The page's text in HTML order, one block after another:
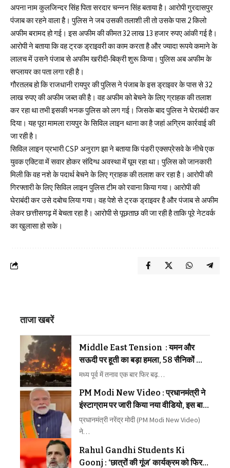
अपना नाम कुलजिन्दर सिंह पिता सरदार चन्नन सिंह बताया है। आरोपी गुरदासपुर
पंजाब का रहने वाला है। पुलिस ने जब उसकी तलाशी ली तो उसके पास 2 किलो
अफीम बरामद हो गई। इस अफीम की कीमत 32 लाख 13 हजार रुपए आंकी गई है।
आरोपी ने बताया कि वह ट्रक ड्राइवरी का काम करता है और ज्यादा रूपये कमाने के
लालच में उसने पंजाब से अफीम खरीदी-बिक्री शुरू किया। पुलिस अब अफीम के
सप्लायर का पता लगा रही है।
गौरतलब हो कि राजधानी रायपुर की पुलिस ने पंजाब के इस ड्राइवर के पास से 32
लाख रुपए की अफीम जब्त की है। वह अफीम को बेचने के लिए ग्राहक की तलाश
कर रहा था तभी इसकी भनक पुलिस को लग गई। जिसके बाद पुलिस ने घेराबंदी कर
दिया। यह पूरा मामला रायपुर के सिविल लाइन थाना का है जहां अग्रिम कार्रवाई की
जा रही है।
सिविल लाइन प्रभारी CSP अनुराग झा ने बताया कि पंडरी एक्सप्रेसवे के नीचे एक
युवक एक्टिवा में सवार होकर संदिग्ध अवस्था में घूम रहा था। पुलिस को जानकारी
मिली कि वह नशे के पदार्थ बेचने के लिए ग्राहक की तलाश कर रहा है। आरोपी की
गिरफ्तारी के लिए सिविल लाइन पुलिस टीम को रवाना किया गया। आरोपी की
घेराबंदी कर उसे दबोच लिया गया। वह पेशे से ट्रक ड्राइवर है और पंजाब से अफीम
लेकर छत्तीसगढ़ में बेचता रहा है। आरोपी से पूछताछ की जा रही है ताकि पूरे नेटवर्क
का खुलासा हो सके।
ताजा खबरें
Middle East Tension : यमन और
सऊदी पर हूती का बड़ा हमला, 58 सैनिकों की
मौत, मिडिल ईस्ट में फिर बढ़ा युद्ध का खतरा
मध्य पूर्व में तनाव एक बार फिर बढ़…
PM Modi New Video : प्रधानमंत्री ने
इंस्टाग्राम पर जारी किया नया वीडियो, इस बार
इन्हें किया संबोधित
प्रधानमंत्री नरेंद्र मोदी (PM Modi New Video)
ने…
Rahul Gandhi Students Ki
Goonj : ‘छात्रों की गूंज’ कार्यक्रम को फिर